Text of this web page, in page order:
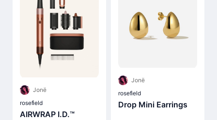
Jonë
rosefield
AIRWRAP I.D.™
Jonë
rosefield
Drop Mini Earrings